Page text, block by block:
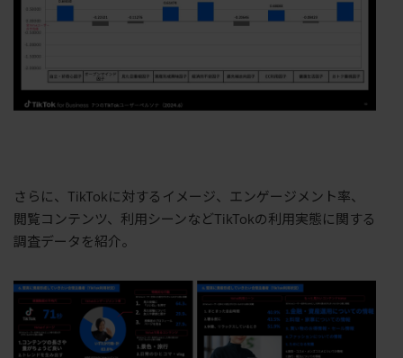
さらに、TikTokに対するイメージ、エンゲージメント率、
閲覧コンテンツ、利用シーンなどTikTokの利用実態に関する
調査データを紹介。